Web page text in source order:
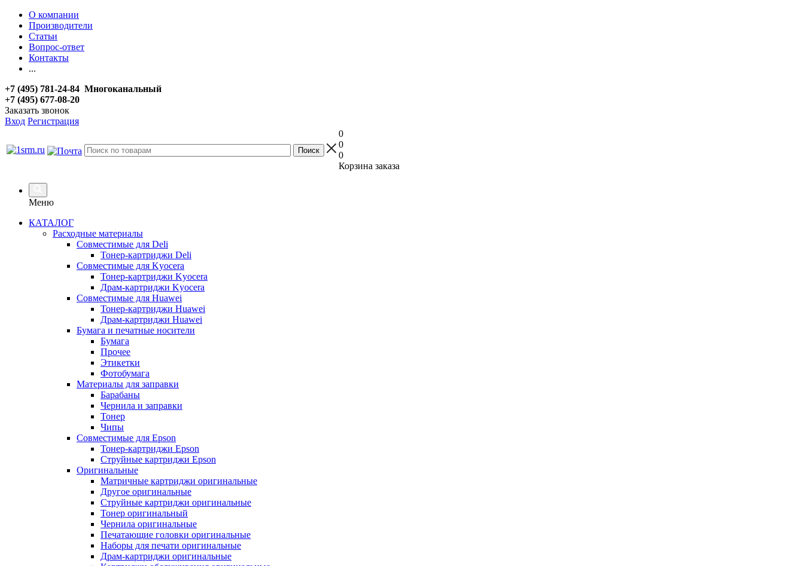
О компании
Производители
Статьи
Вопрос-ответ
Контакты
...
+7 (495) 781-24-84 Многоканальный
+7 (495) 677-08-20
Заказать звонок
Вход Регистрация
0
0
0
Корзина заказа
Меню
КАТАЛОГ
Расходные материалы
Совместимые для Deli
Тонер-картриджи Deli
Совместимые для Kyocera
Тонер-картриджи Kyocera
Драм-картриджи Kyocera
Совместимые для Huawei
Тонер-картриджи Huawei
Драм-картриджи Huawei
Бумага и печатные носители
Бумага
Прочее
Этикетки
Фотобумага
Материалы для заправки
Барабаны
Чернила и заправки
Тонер
Чипы
Совместимые для Epson
Тонер-картриджи Epson
Струйные картриджи Epson
Оригинальные
Матричные картриджи оригинальные
Другое оригинальные
Струйные картриджи оригинальные
Тонер оригинальный
Чернила оригинальные
Печатающие головки оригинальные
Наборы для печати оригинальные
Драм-картриджи оригинальные